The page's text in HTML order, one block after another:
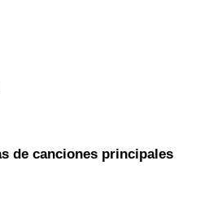
de canciones principales